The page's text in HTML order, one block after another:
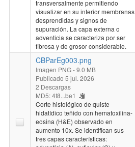
transversalmente permitiendo
visualizar en su interior membranas
desprendidas y signos de
supuración. La capa externa o
adventicia se caracteriza por ser
fibrosa y de grosor considerable.
CBParEg003.png
Imagen PNG- 9.0 MB
Publicado 5 jul. 2026
2 Descargas
MD5: 4f8...be1
Corte histológico de quiste
hidatídico teñido con hematoxilina-
eosina (H&E) observado en
aumento 10x. Se identifican sus
tres capas características: